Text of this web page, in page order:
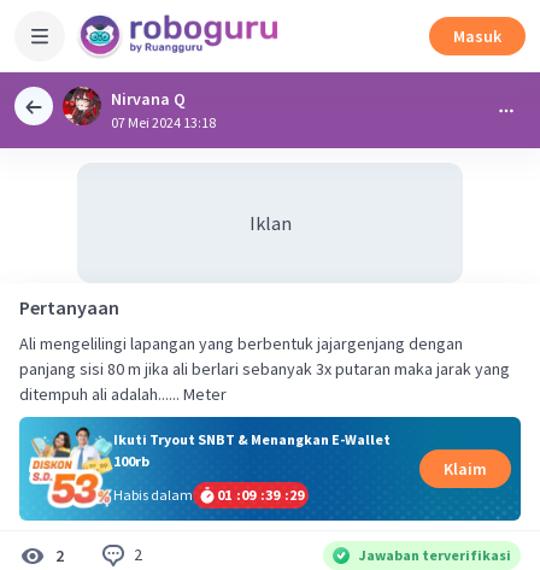
Masuk
Nirvana Q
07 Mei 2024 13:18
Iklan
Pertanyaan
Ali mengelilingi lapangan yang berbentuk jajargenjang dengan
panjang sisi 80 m jika ali berlari sebanyak 3x putaran maka jarak yang
ditempuh ali adalah...... Meter
Ikuti Tryout SNBT & Menangkan E-Wallet
100rb
Habis dalam
01 :09 :39 :29
Klaim
2 2 Jawaban terverifikasi